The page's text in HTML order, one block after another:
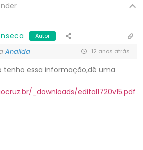
Autor
Anailda 12 anos atrás
tenho essa informação,dê uma
_downloads/edital1720v15.pdf